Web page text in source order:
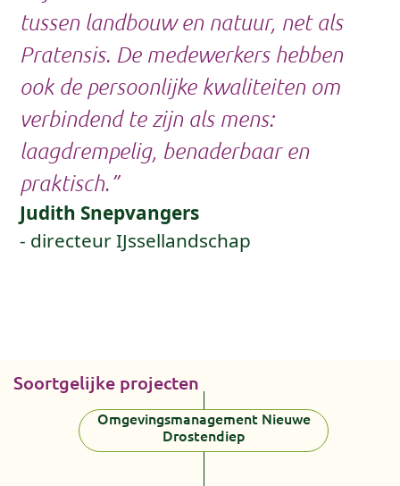
tussen landbouw en natuur, net als
Pratensis. De medewerkers hebben
ook de persoonlijke kwaliteiten om
verbindend te zijn als mens:
laagdrempelig, benaderbaar en
praktisch.”
Judith Snepvangers
- directeur IJssellandschap
Soortgelijke projecten
Omgevingsmanagement Nieuwe
Drostendiep